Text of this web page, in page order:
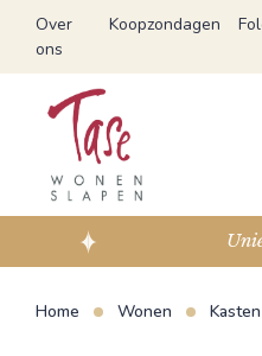
Over
ons
Koopzondagen
Unieke
Home Wonen Kasten